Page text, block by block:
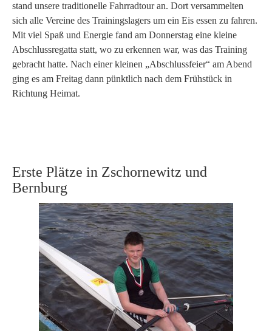
stand unsere traditionelle Fahrradtour an. Dort versammelten
sich alle Vereine des Trainingslagers um ein Eis essen zu fahren.
Mit viel Spaß und Energie fand am Donnerstag eine kleine
Abschlussregatta statt, wo zu erkennen war, was das Training
gebracht hatte. Nach einer kleinen „Abschlussfeier“ am Abend
ging es am Freitag dann pünktlich nach dem Frühstück in
Richtung Heimat.
Erste Plätze in Zschornewitz und
Bernburg